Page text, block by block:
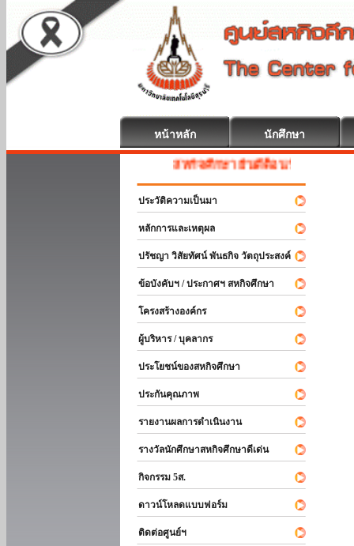
หน้าหลัก นักศึกษา
สหกิจศึกษา ยินดีต้อนรับ
ประวัติความเป็นมา
หลักการและเหตุผล
ปรัชญา วิสัยทัศน์ พันธกิจ วัตถุประสงค์
ข้อบังคับฯ / ประกาศฯ สหกิจศึกษา
โครงสร้างองค์กร
ผู้บริหาร / บุคลากร
ประโยชน์ของสหกิจศึกษา
ประกันคุณภาพ
รายงานผลการดำเนินงาน
รางวัลนักศึกษาสหกิจศึกษาดีเด่น
กิจกรรม 5ส.
ดาวน์โหลดแบบฟอร์ม
ติดต่อศูนย์ฯ